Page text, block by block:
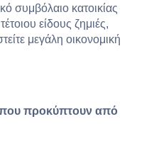
συμβόλαιο κατοικίας
είδους ζημιές,
μεγάλη οικονομική
προκύπτουν από